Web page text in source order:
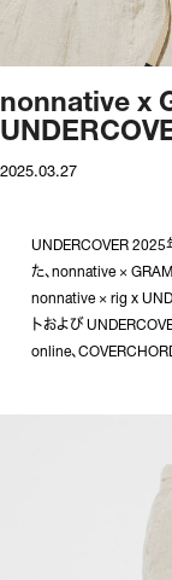
nonnative x
2025.03.27
UNDERCOVER 2025
た、nonnative ×
nonnative × rig x
トおよび
online、